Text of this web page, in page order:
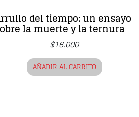
del tiempo: un ensayo
la muerte y la ternura
$16.000
AÑADIR AL CARRITO